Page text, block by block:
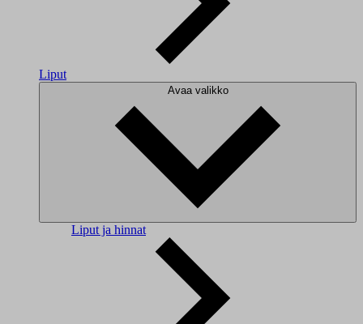
Liput
Avaa valikko
Liput ja hinnat